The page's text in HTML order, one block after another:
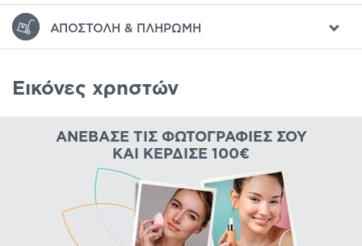
ΑΠΟΣΤΟΛΉ & ΠΛΗΡΩΜΉ
Εικόνες χρηστών
ΑΝΈΒΑΣΕ ΤΙΣ ΦΩΤΟΓΡΑΦΊΕΣ ΣΟΥ
ΚΑΙ ΚΈΡΔΙΣΕ 100€